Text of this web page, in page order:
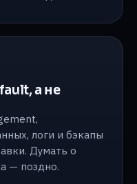
а не
логи и бэкапы
Думать о
— поздно.